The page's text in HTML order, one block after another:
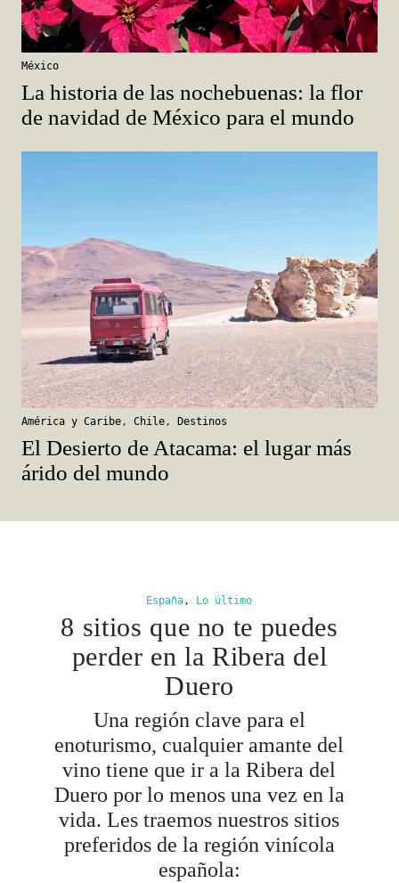
México
La historia de las nochebuenas: la flor
de navidad de México para el mundo
América y Caribe, Chile, Destinos
El Desierto de Atacama: el lugar más
árido del mundo
España, Lo último
8 sitios que no te puedes
perder en la Ribera del
Duero
Una región clave para el
enoturismo, cualquier amante del
vino tiene que ir a la Ribera del
Duero por lo menos una vez en la
vida. Les traemos nuestros sitios
preferidos de la región vinícola
española: